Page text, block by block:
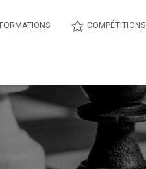
FORMATIONS COMPÉTITIONS